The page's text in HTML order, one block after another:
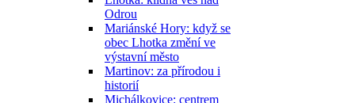
Odrou
Mariánské Hory: když se
obec Lhotka změní ve
výstavní město
Martinov: za přírodou i
historií
Michálkovice: centrem